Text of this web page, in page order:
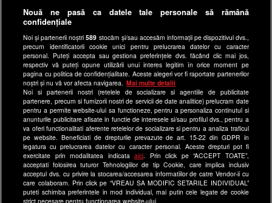
Anunturi gratuite pe Lajumate.ro
Program Happy Channel
Echipa editorială
Site-uri Antena Group
a1.ro
antenastars.ro
as.ro
catine.ro
chefi.ro
deparinti.ro
medicool.ro
Nouă ne pasă ca datele tale personale să rămână
confidențiale
Noi și partenerii noștri589 stocăm și/sau accesăm informații pe dispozitivul dvs.,
precum identificatorii cookie unici pentru prelucrarea datelor cu caracter
personal. Puteți accepta sau gestiona preferințele dvs. făcând clic mai jos,
respectiv vă puteți opune utilizării unui interes legitim în orice moment pe
pagina cu politica de confidențialitate. Aceste alegeri vor fi raportate partenerilor
noștri și nu vă vor afecta navigarea.
Mai multe detalii
Noi si partenerii nostri (retelele de socializare si agentiile de publicitate
partenere, precum si furnizorii nostri de servicii de date analitice) prelucram date
pentru a permite website-ului sa functioneze, pentru a personaliza continutul si
anunturile publicitare afisate in functie de interesele si/sau profilul dvs., pentru a
va oferi functionalitati aferente retelelor de socializare si pentru a analiza traficul
pe website. Beneficiati de drepturile prevazute de art. 15-22 din GDPR in
legatura cu prelucrarea datelor cu caracter personal. Aceste drepturi pot fi
exercitate prin modalitatea indicataaici . Prin click pe “ACCEPT TOATE”,
acceptati folosirea tuturor Tehnologiilor de tip Cookie, care implica inclusiv
acceptul dvs. cu privire la stocarea/accesarea informatiilor de catre Vendor-ii cu
care colaboram. Prin click pe “VREAU SA MODIFIC SETARILE INDIVIDUAL”
puteti schimba preferintele in mod individual, mai putin cele legate de cookie
strict necesare pentru functionarea website-ului.